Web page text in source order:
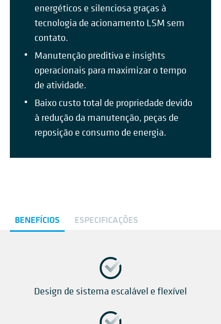
energéticos e silenciosa graças à
tecnologia de acionamento LSM sem
contato.
Manutenção preditiva e insights
operacionais para maximizar o tempo
de atividade.
Baixo custo total de propriedade devido
à redução da manutenção, peças de
reposição e consumo de energia.
BENEFÍCIOS ESPECIFICAÇÕES
Design de sistema escalável e flexível